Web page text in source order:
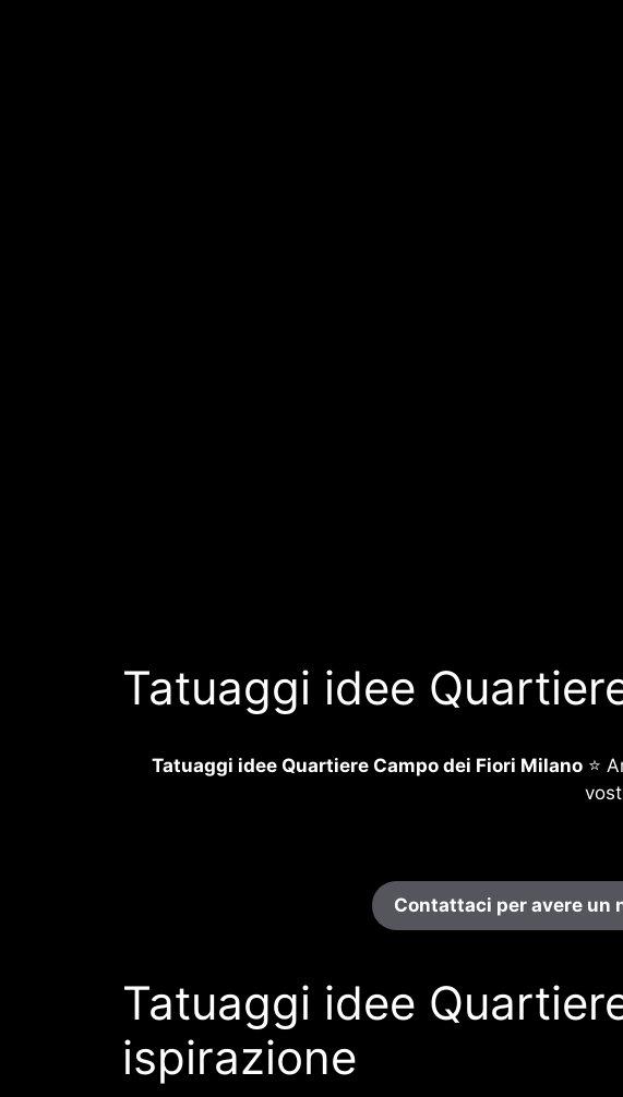
Tatuaggi idee
Tatuaggi idee Quartiere Campo dei Fiori Milano⭐
Contattaci per avere un
Tatuaggi idee
ispirazione